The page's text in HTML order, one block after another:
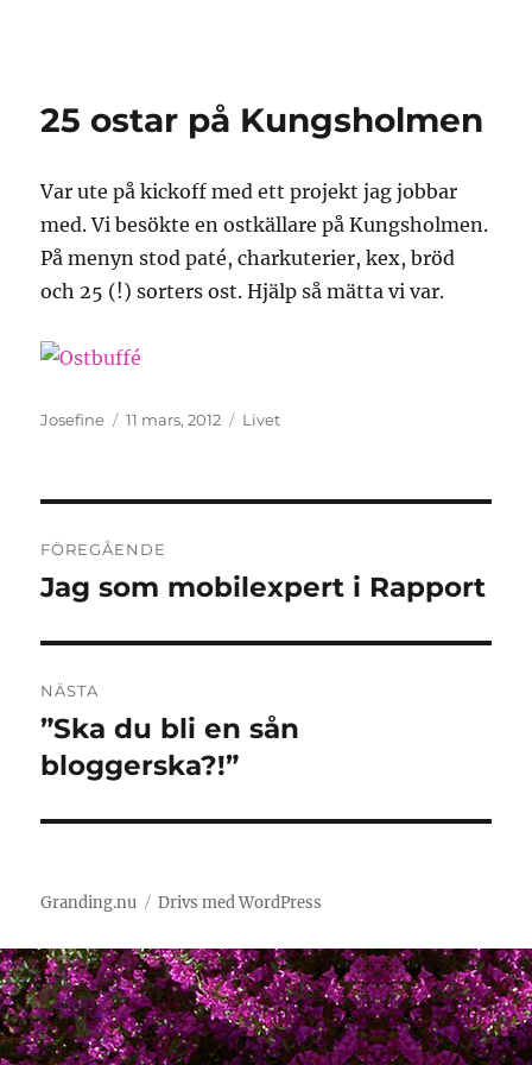
25 ostar på Kungsholmen
Var ute på kickoff med ett projekt jag jobbar
med. Vi besökte en ostkällare på Kungsholmen.
På menyn stod paté, charkuterier, kex, bröd
och 25 (!) sorters ost. Hjälp så mätta vi var.
Författare
Josefine
Publicerat
11 mars, 2012 Kategorier
Livet
FÖREGÅENDE
Föregående
Jag som mobilexpert i Rapport
NÄSTA
Nästa
inlägg:
”Ska du bli en sån
bloggerska?!”
Granding.nu Drivs med WordPress